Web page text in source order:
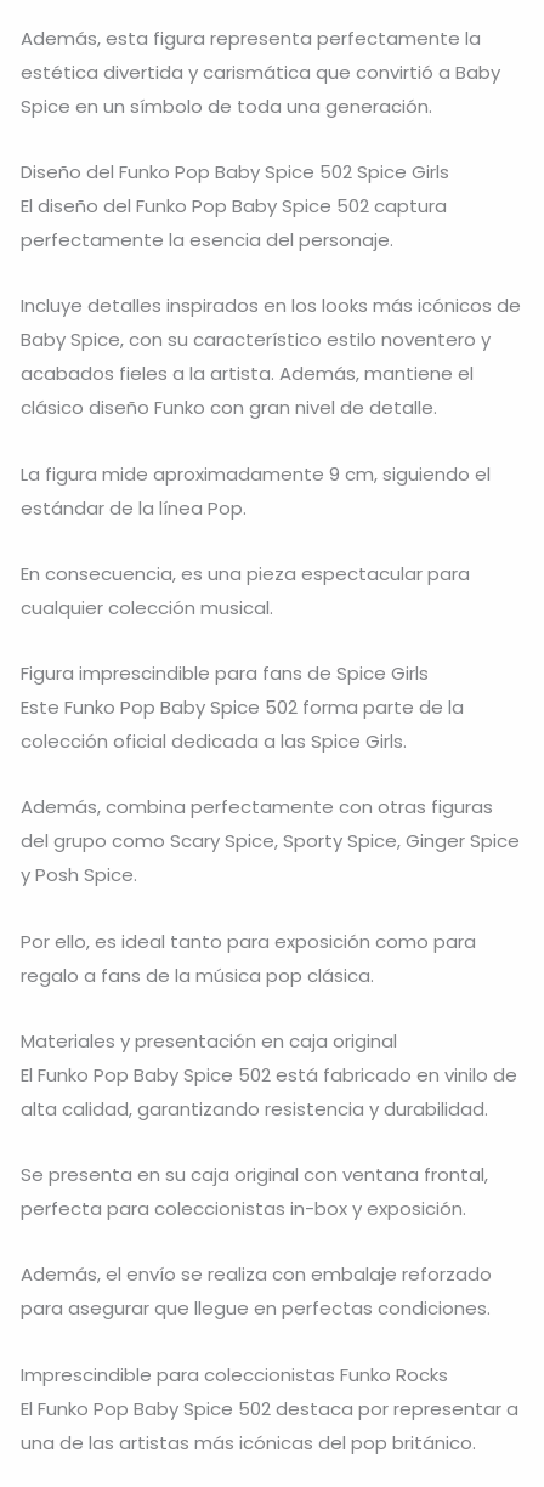
Además, esta figura representa perfectamente la
estética divertida y carismática que convirtió a Baby
Spice en un símbolo de toda una generación.
Diseño del Funko Pop Baby Spice 502 Spice Girls
El diseño del Funko Pop Baby Spice 502 captura
perfectamente la esencia del personaje.
Incluye detalles inspirados en los looks más icónicos de
Baby Spice, con su característico estilo noventero y
acabados fieles a la artista. Además, mantiene el
clásico diseño Funko con gran nivel de detalle.
La figura mide aproximadamente 9 cm, siguiendo el
estándar de la línea Pop.
En consecuencia, es una pieza espectacular para
cualquier colección musical.
Figura imprescindible para fans de Spice Girls
Este Funko Pop Baby Spice 502 forma parte de la
colección oficial dedicada a las Spice Girls.
Además, combina perfectamente con otras figuras
del grupo como Scary Spice, Sporty Spice, Ginger Spice
y Posh Spice.
Por ello, es ideal tanto para exposición como para
regalo a fans de la música pop clásica.
Materiales y presentación en caja original
El Funko Pop Baby Spice 502 está fabricado en vinilo de
alta calidad, garantizando resistencia y durabilidad.
Se presenta en su caja original con ventana frontal,
perfecta para coleccionistas in-box y exposición.
Además, el envío se realiza con embalaje reforzado
para asegurar que llegue en perfectas condiciones.
Imprescindible para coleccionistas Funko Rocks
El Funko Pop Baby Spice 502 destaca por representar a
una de las artistas más icónicas del pop británico.